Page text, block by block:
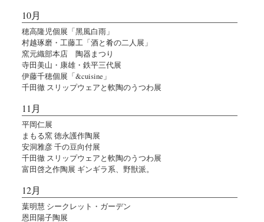
10月
穂高隆児個展「黑風白雨」
村越琢磨・工藤工「酒と肴の二人展」
窯元織部本店 陶器まつり
寺田美山・康雄・鉄平三代展
伊藤千穂個展「&cuisine」
千田徹 スリップウェアと軟陶のうつわ展
11月
平岡仁展
まもる窯 徳永護作陶展
安洞雅彦 千の豆向付展
千田徹 スリップウェアと軟陶のうつわ展
富田啓之作陶展 ギンギラ系、野獣派。
12月
葉明慧 シークレット・ガーデン
恩田陽子陶展